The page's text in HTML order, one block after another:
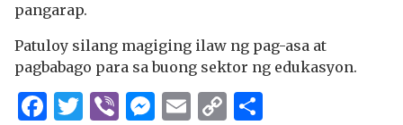
pangarap.
Patuloy silang magiging ilaw ng pag-asa at
pagbabago para sa buong sektor ng edukasyon.
Facebook
Twitter
ViberMessenger
Email
Copy